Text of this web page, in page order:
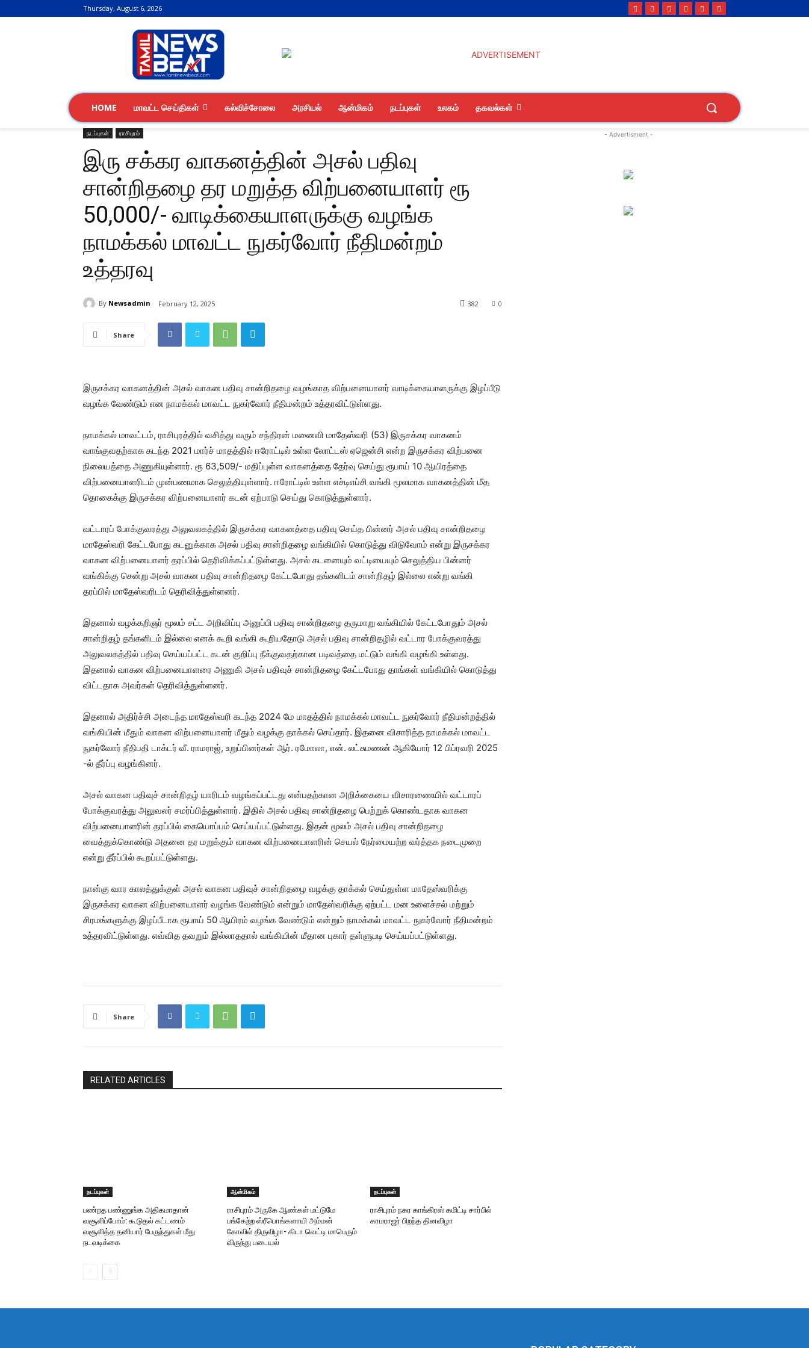
Thursday, August 6, 2026
HOME மாவட்ட செய்திகள் கல்விச்சோலை அரசியல் ஆன்மிகம் நடப்புகள் உலகம் தகவல்கள்
நடப்புகள் ராசிபுரம்
இரு சக்கர வாகனத்தின் அசல் பதிவு
சான்றிதழை தர மறுத்த விற்பனையாளர் ரூ
50,000/- வாடிக்கையாளருக்கு வழங்க
நாமக்கல் மாவட்ட நுகர்வோர் நீதிமன்றம்
உத்தரவு
By Newsadmin February 12, 2025 0
382
Share
இருசக்கர வாகனத்தின் அசல் வாகன பதிவு சான்றிதழை வழங்காத விற்பனையாளர் வாடிக்கையாளருக்கு இழப்பீடு
வழங்க வேண்டும் என நாமக்கல் மாவட்ட நுகர்வோர் நீதிமன்றம் உத்தரவிட்டுள்ளது.
நாமக்கல் மாவட்டம், ராசிபுரத்தில் வசித்து வரும் சந்திரன் மனைவி மாதேஸ்வரி (53) இருசக்கர வாகனம்
வாங்குவதற்காக கடந்த 2021 மார்ச் மாதத்தில் ஈரோட்டில் உள்ள லோட்டஸ் ஏஜென்சி என்ற இருசக்கர விற்பனை
நிலையத்தை அணுகியுள்ளார். ரூ 63,509/- மதிப்புள்ள வாகனத்தை தேர்வு செய்து ரூபாய் 10 ஆயிரத்தை
விற்பனையாளரிடம் முன்பணமாக செலுத்தியுள்ளார். ஈரோட்டில் உள்ள எச்டிஎப்சி வங்கி மூலமாக வாகனத்தின் மீத
தொகைக்கு இருசக்கர விற்பனையாளர் கடன் ஏற்பாடு செய்து கொடுத்துள்ளார்.
வட்டாரப் போக்குவரத்து அலுவலகத்தில் இருசக்கர வாகனத்தை பதிவு செய்த பின்னர் அசல் பதிவு சான்றிதழை
மாதேஸ்வரி கேட்டபோது கடனுக்காக அசல் பதிவு சான்றிதழை வங்கியில் கொடுத்து விடுவோம் என்று இருசக்கர
வாகன விற்பனையாளர் தரப்பில் தெரிவிக்கப்பட்டுள்ளது. அசல் கடனையும் வட்டியையும் செலுத்திய பின்னர்
வங்கிக்கு சென்று அசல் வாகன பதிவு சான்றிதழை கேட்டபோது தங்களிடம் சான்றிதழ் இல்லை என்று வங்கி
தரப்பில் மாதேஸ்வரிடம் தெரிவித்துள்ளனர்.
இதனால் வழக்கறிஞர் மூலம் சட்ட அறிவிப்பு அனுப்பி பதிவு சான்றிதழை தருமாறு வங்கியில் கேட்டபோதும் அசல்
சான்றிதழ் தங்களிடம் இல்லை எனக் கூறி வங்கி கூறியதோடு அசல் பதிவு சான்றிதழில் வட்டார போக்குவரத்து
அலுவலகத்தில் பதிவு செய்யப்பட்ட கடன் குறிப்பு நீக்குவதற்கான படிவத்தை மட்டும் வங்கி வழங்கி உள்ளது.
இதனால் வாகன விற்பனையாளரை அணுகி அசல் பதிவுச் சான்றிதழை கேட்டபோது தாங்கள் வங்கியில் கொடுத்து
விட்டதாக அவர்கள் தெரிவித்துள்ளனர்.
இதனால் அதிர்ச்சி அடைந்த மாதேஸ்வரி கடந்த 2024 மே மாதத்தில் நாமக்கல் மாவட்ட நுகர்வோர் நீதிமன்றத்தில்
வங்கியின் மீதும் வாகன விற்பனையாளர் மீதும் வழக்கு தாக்கல் செய்தார். இதனை விசாரித்த நாமக்கல் மாவட்ட
நுகர்வோர் நீதிபதி டாக்டர் வீ. ராமராஜ், உறுப்பினர்கள் ஆர். ரமோலா, என். லட்சுமணன் ஆகியோர் 12 பிப்ரவரி 2025
-ல் தீர்ப்பு வழங்கினர்.
அசல் வாகன பதிவுச் சான்றிதழ் யாரிடம் வழங்கப்பட்டது என்பதற்கான அறிக்கையை விசாரணையில் வட்டாரப்
போக்குவரத்து அலுவலர் சமர்ப்பித்துள்ளார். இதில் அசல் பதிவு சான்றிதழை பெற்றுக் கொண்டதாக வாகன
விற்பனையாளரின் தரப்பில் கையொப்பம் செய்யப்பட்டுள்ளது. இதன் மூலம் அசல் பதிவு சான்றிதழை
வைத்துக்கொண்டு அதனை தர மறுக்கும் வாகன விற்பனையாளரின் செயல் நேர்மையற்ற வர்த்தக நடைமுறை
என்று தீர்ப்பில் கூறப்பட்டுள்ளது.
நான்கு வார காலத்துக்குள் அசல் வாகன பதிவுச் சான்றிதழை வழக்கு தாக்கல் செய்துள்ள மாதேஸ்வரிக்கு
இருசக்கர வாகன விற்பனையாளர் வழங்க வேண்டும் என்றும் மாதேஸ்வரிக்கு ஏற்பட்ட மன உளைச்சல் மற்றும்
சிரமங்களுக்கு இழப்பீடாக ரூபாய் 50 ஆயிரம் வழங்க வேண்டும் என்றும் நாமக்கல் மாவட்ட நுகர்வோர் நீதிமன்றம்
உத்தரவிட்டுள்ளது. எவ்வித தவறும் இல்லாததால் வங்கியின் மீதான புகார் தள்ளுபடி செய்யப்பட்டுள்ளது.
Share
RELATED ARTICLES
நடப்புகள்
பண்றத பண்ணுங்க அதிகமாதான்
வசூலிப்போம்: கூடுதல் கட்டணம்
வசூலித்த தனியார் பேருந்துகள் மீது
நடவடிக்கை
ஆன்மிகம்
ராசிபுரம் அருகே ஆண்கள் மட்டுமே
பங்கேற்ற ஸ்ரீபொங்களாயி அம்மன்
கோவில் திருவிழா- கிடா வெட்டி மாபெரும்
விருந்து படையல்
நடப்புகள்
ராசிபுரம் நகர காங்கிரஸ் கமிட்டி சார்பில்
காமராஜர் பிறந்த தினவிழா
- Advertisment -